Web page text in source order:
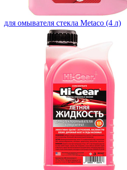
для омывателя стекла Metaco (4 л)